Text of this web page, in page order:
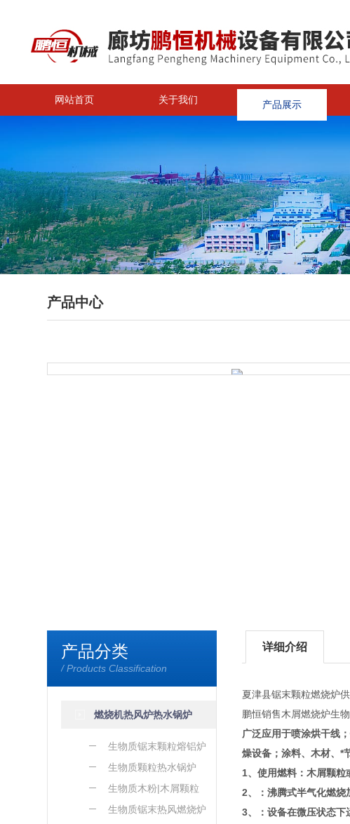
网站首页 关于我们 产品展示
产品中心
<
产品分类
/ Products Classification
燃烧机热风炉热水锅炉
生物质锯末颗粒熔铝炉
生物质颗粒热水锅炉
生物质木粉|木屑颗粒
熔铝炉
生物质锯末热风燃烧炉
详细介绍
夏津县锯末颗粒燃烧炉
鹏恒销售木屑燃烧炉生
广泛应用于喷涂烘干线
燥设备；涂料、木材、*
1、使用燃料：木屑颗粒
2、：沸腾式半气化燃烧
3、：设备在微压状态下